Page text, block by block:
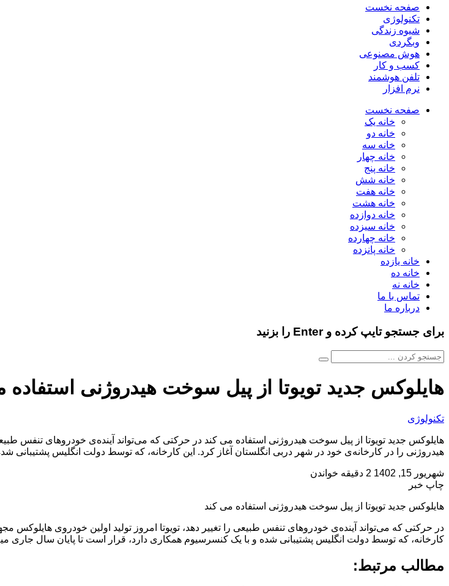
صفحه نخست
تکنولوژی
شیوه زندگی
وبگردی
هوش مصنوعی
کسب و کار
تلفن هوشمند
نرم افزار
صفحه نخست
خانه یک
خانه دو
خانه سه
خانه چهار
خانه پنج
خانه شش
خانه هفت
خانه هشت
خانه دوازده
خانه سیزده
خانه چهارده
خانه پانزده
خانه یازده
خانه ده
خانه نه
تماس با ما
درباره ما
برای جستجو تایپ کرده و Enter را بزنید
هایلوکس جدید تویوتا از پیل سوخت هیدروژنی استفاده
تکنولوژی
هایلوکس جدید تویوتا از پیل سوخت هیدروژنی استفاده می کند در حرکتی که می‌تواند آینده‌ی خودروهای تنفس
هیدروژنی را در کارخانه‌ی خود در شهر دربی انگلستان آغاز کرد. این کارخانه، که توسط دولت انگلیس
شهریور 15, 1402
2 دقیقه خواندن
چاپ خبر
هایلوکس جدید تویوتا از پیل سوخت هیدروژنی استفاده می کند
در حرکتی که می‌تواند آینده‌ی خودروهای تنفس طبیعی را تغییر دهد، تویوتا امروز تولید اولین خودروی هایلوکس
کارخانه، که توسط دولت انگلیس پشتیبانی شده و با یک کنسرسیوم همکاری دارد، قرار است تا پایان سال جاری میلادی ۱۰ خودروی هایلوکس سوخت هیدروژنی را روانه‌ی
مطالب مرتبط: